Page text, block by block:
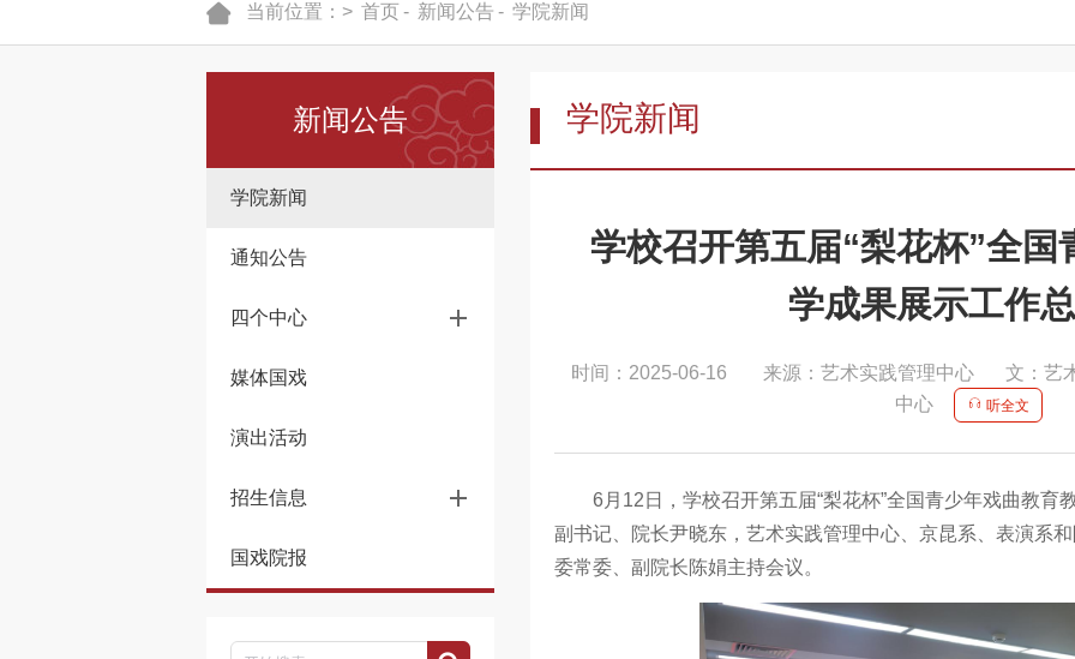
当前位置：> 首页- 新闻公告 - 学院新闻
新闻公告
学院新闻
通知公告
四个中心
媒体国戏
演出活动
招生信息
国戏院报
学院新闻
学校召开第五届“梨花杯”全国
学成果展示工作
时间：2025-06-16 来源：艺术实践管理中心
文：艺
中心
听全文
6月12日，学校召开第五届“梨花杯”全国青少年戏曲教育
副书记、院长尹晓东，艺术实践管理中心、京昆系、表演系
委常委、副院长陈娟主持会议。